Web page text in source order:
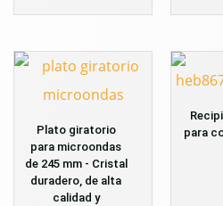
Plato giratorio
para microondas
de 245 mm - Cristal
duradero, de alta
calidad y
para